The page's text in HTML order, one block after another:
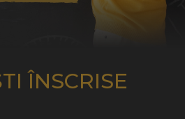
ÎNSCRISE